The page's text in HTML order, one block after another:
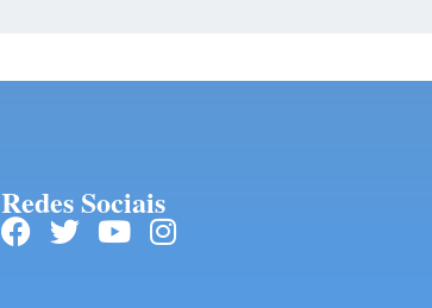
Redes Sociais